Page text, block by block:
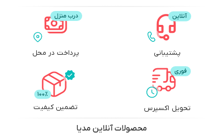
پشتیبانی پرداخت در محل
تحویل اکسپرس تضمین کیفیت
محصولاتآنلاین مدیا